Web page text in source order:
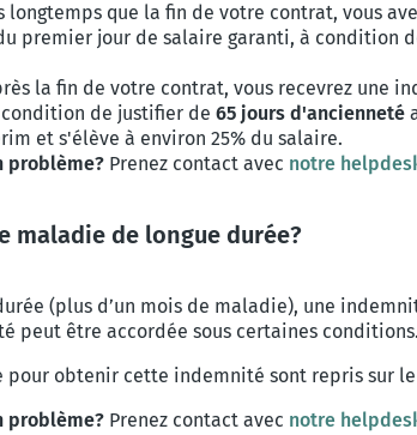
que la fin de votre contrat, vous
premier jour de salaire garanti, à condition
la fin de votre contrat, vous recevrez une
de justifier de 65 jours d'ancienneté
et s'élève à environ 25% du salaire.
problème? Prenez contact avec notre
maladie de longue durée?
(plus d’un mois de maladie), une
peut être accordée sous certaines conditions.
pour obtenir cette indemnité sont repris sur
problème? Prenez contact avec notre